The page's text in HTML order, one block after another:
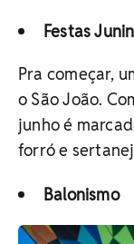
Festas
Pra começar,
o São João.
junho é
forró e
Balonismo